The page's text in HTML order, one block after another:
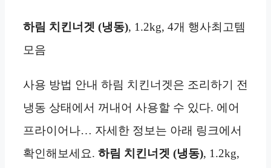
하림 치킨너겟 (냉동), 1.2kg, 4개 행사최고템
모음
사용 방법 안내 하림 치킨너겟은 조리하기 전
냉동 상태에서 꺼내어 사용할 수 있다. 에어
프라이어나… 자세한 정보는 아래 링크에서
확인해보세요. 하림 치킨너겟 (냉동), 1.2kg,